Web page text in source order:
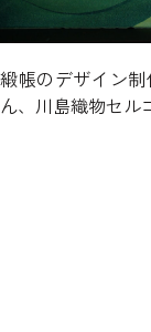
緞帳のデザイン
ん、川島織物セル